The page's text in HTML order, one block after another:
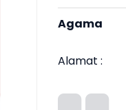
Agama
Alamat :